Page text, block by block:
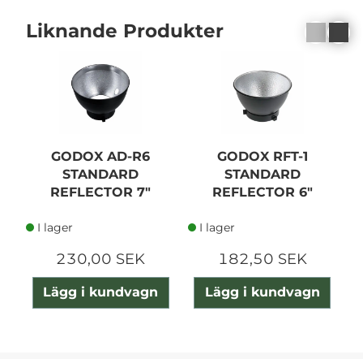
Liknande Produkter
GODOX AD-R6
STANDARD
REFLECTOR 7"
I lager
230,00 SEK
Lägg i kundvagn
GODOX RFT-1
STANDARD
REFLECTOR 6"
I lager
182,50 SEK
Lägg i kundvagn